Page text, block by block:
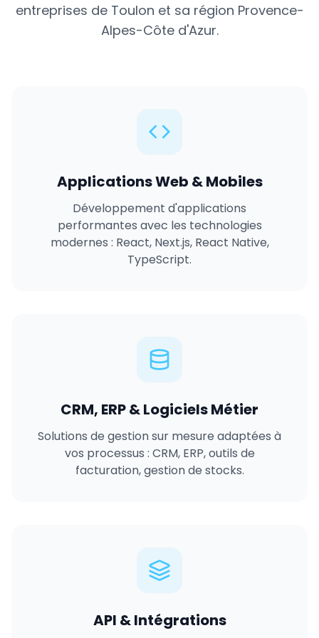
entreprises de Toulon et sa région Provence-
Alpes-Côte d'Azur.
Applications Web & Mobiles
Développement d'applications
performantes avec les technologies
modernes : React, Next.js, React Native,
TypeScript.
CRM, ERP & Logiciels Métier
Solutions de gestion sur mesure adaptées à
vos processus : CRM, ERP, outils de
facturation, gestion de stocks.
API & Intégrations